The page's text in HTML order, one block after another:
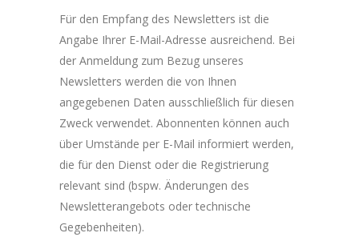
Für den Empfang des Newsletters ist die
Angabe Ihrer E-Mail-Adresse ausreichend. Bei
der Anmeldung zum Bezug unseres
Newsletters werden die von Ihnen
angegebenen Daten ausschließlich für diesen
Zweck verwendet. Abonnenten können auch
über Umstände per E-Mail informiert werden,
die für den Dienst oder die Registrierung
relevant sind (bspw. Änderungen des
Newsletterangebots oder technische
Gegebenheiten).